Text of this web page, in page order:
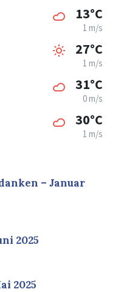
13°C
1 m/s
27°C
1 m/s
31°C
0 m/s
30°C
1 m/s
– Januar
2025
2025